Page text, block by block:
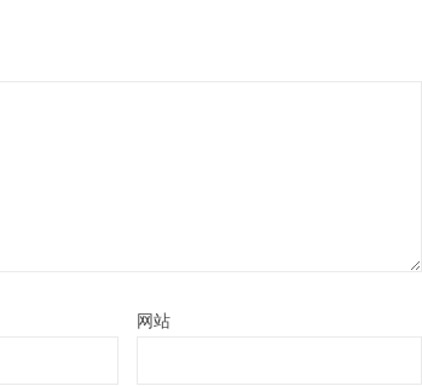
网站